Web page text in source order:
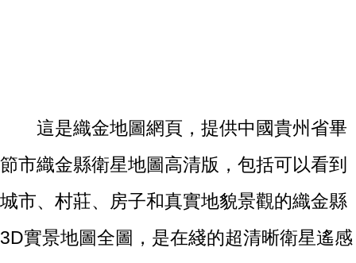
這是織金地圖網頁，提供中國貴州省畢
節市織金縣衛星地圖高清版，包括可以看到
城市、村莊、房子和真實地貌景觀的織金縣
3D實景地圖全圖，是在綫的超清晰衛星遙感